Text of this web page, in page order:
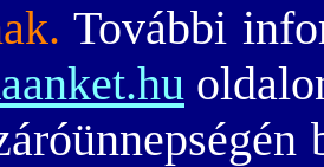
További